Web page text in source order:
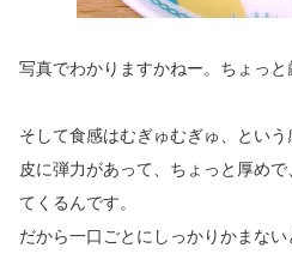
写真でわかりますかねー。ちょっと
そして食感はむぎゅむぎゅ、という
皮に弾力があって、ちょっと厚め
てくるんです。
だから一口ごとにしっかりかまない